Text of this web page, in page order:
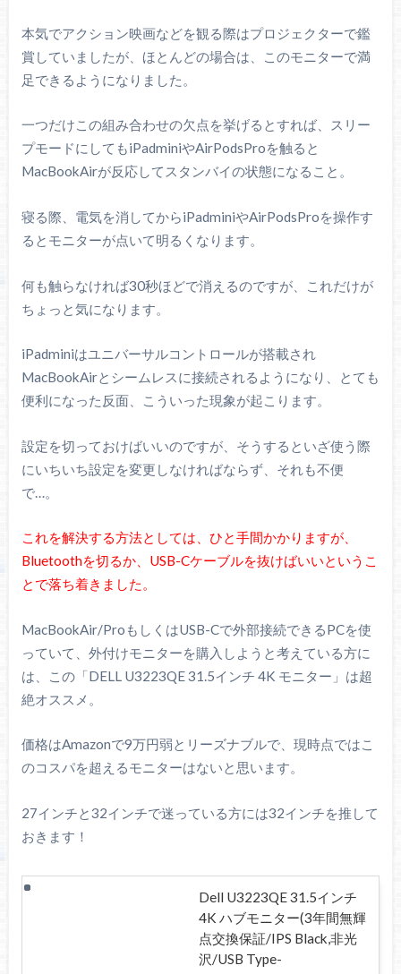
本気でアクション映画などを観る際はプロジェクターで鑑
賞していましたが、ほとんどの場合は、このモニターで満
足できるようになりました。
一つだけこの組み合わせの欠点を挙げるとすれば、スリー
プモードにしてもiPadminiやAirPodsProを触ると
MacBookAirが反応してスタンバイの状態になること。
寝る際、電気を消してからiPadminiやAirPodsProを操作す
るとモニターが点いて明るくなります。
何も触らなければ30秒ほどで消えるのですが、これだけが
ちょっと気になります。
iPadminiはユニバーサルコントロールが搭載され
MacBookAirとシームレスに接続されるようになり、とても
便利になった反面、こういった現象が起こります。
設定を切っておけばいいのですが、そうするといざ使う際
にいちいち設定を変更しなければならず、それも不便
で…。
これを解決する方法としては、ひと手間かかりますが、
Bluetoothを切るか、USB-Cケーブルを抜けばいいというこ
とで落ち着きました。
MacBookAir/ProもしくはUSB-Cで外部接続できるPCを使
っていて、外付けモニターを購入しようと考えている方に
は、この「DELL U3223QE 31.5インチ 4K モニター」は超
絶オススメ。
価格はAmazonで9万円弱とリーズナブルで、現時点ではこ
のコスパを超えるモニターはないと思います。
27インチと32インチで迷っている方には32インチを推して
おきます！
Dell U3223QE 31.5インチ
4K ハブモニター(3年間無輝
点交換保証/IPS Black,非光
沢/USB Type-